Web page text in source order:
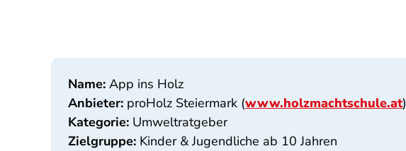
Name: App ins Holz
Anbieter: proHolz Steiermark (www.holzmachtschule.at)
Kategorie: Umweltratgeber
Zielgruppe: Kinder & Jugendliche ab 10 Jahren